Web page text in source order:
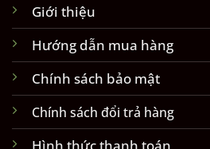
Giới thiệu
Hướng dẫn mua hàng
Chính sách bảo mật
Chính sách đổi trả hàng
Hình thức thanh toán